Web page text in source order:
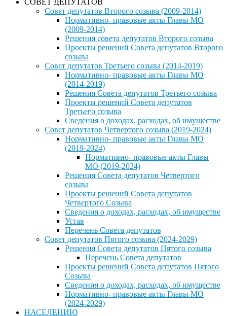
СОВЕТ ДЕПУТАТОВ
Совет депутатов Второго созыва (2009-2014)
Нормативно- правовые акты Главы МО
(2009-2014)
Решения совета депутатов Второго созыва
Проекты решений Совета депутатов Второго
созыва
Совет депутатов Третьего созыва (2014-2019)
Нормативно- правовые акты Главы МО
(2014-2019)
Решения Совета депутатов Третьего созыва
Проекты решений Совета депутатов
Третьего созыва
Сведения о доходах, расходах, об имуществе
Совет депутатов Четвертого созыва (2019-2024)
Нормативно- правовые акты Главы МО
(2019-2024)
Нормативно- правовые акты Главы
МО (2019-2024)
Решения Совета депутатов Четвертого
созыва
Проекты решений Совета депутатов
Четвертого Созыва
Сведения о доходах, расходах, об имуществе
Устав
Перечень Совета депутатов
Совет депутатов Пятого созыва (2024-2029)
Решения Совета депутатов Пятого созыва
Перечень Совета депутатов
Проекты решений Совета депутатов Пятого
Созыва
Сведения о доходах, расходах, об имуществе
Нормативно- правовые акты Главы МО
(2024-2029)
НАСЕЛЕНИЮ